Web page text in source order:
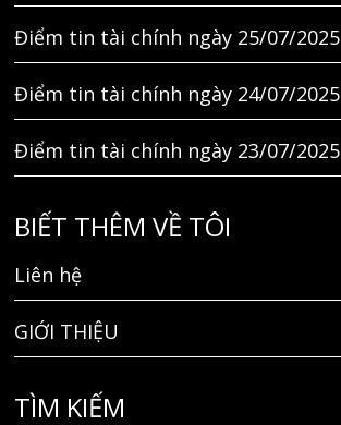
Điểm tin tài chính ngày 25/07/2025
Điểm tin tài chính ngày 24/07/2025
Điểm tin tài chính ngày 23/07/2025
BIẾT THÊM VỀ TÔI
Liên hệ
GIỚI THIỆU
TÌM KIẾM